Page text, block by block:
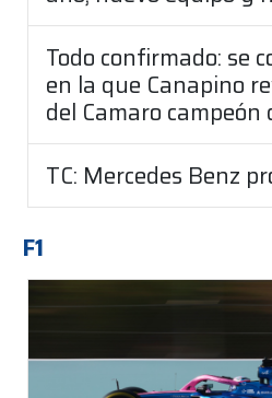
Todo confirmado: se
en la que Canapino
del Camaro campeón
TC: Mercedes Benz
F1